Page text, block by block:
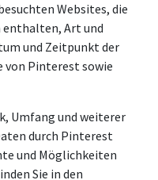
Websites, die
Art und
und Zeitpunkt der
von Pinterest sowie
Umfang und weiterer
durch Pinterest
und Möglichkeiten
Sie in den